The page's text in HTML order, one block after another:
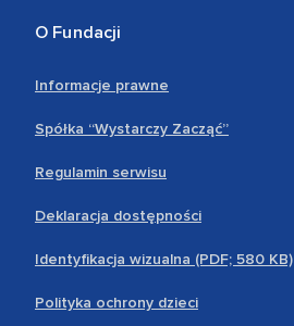
O Fundacji
Informacje prawne
Spółka “Wystarczy Zacząć”
Regulamin serwisu
Deklaracja dostępności
Identyfikacja wizualna (PDF; 580 KB)
Polityka ochrony dzieci